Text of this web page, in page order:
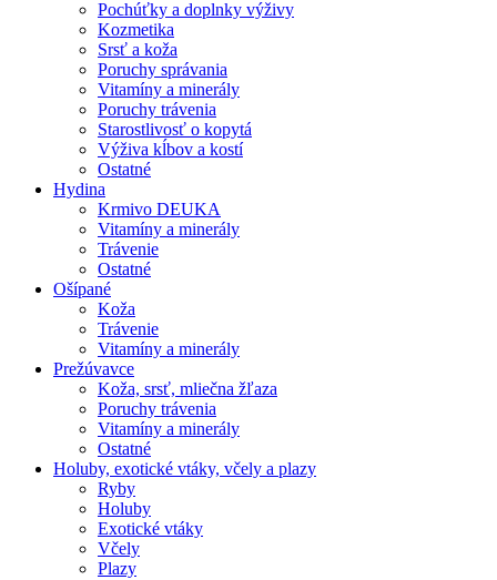
Pochúťky a doplnky výživy
Kozmetika
Srsť a koža
Poruchy správania
Vitamíny a minerály
Poruchy trávenia
Starostlivosť o kopytá
Výživa kĺbov a kostí
Ostatné
Hydina
Krmivo DEUKA
Vitamíny a minerály
Trávenie
Ostatné
Ošípané
Koža
Trávenie
Vitamíny a minerály
Prežúvavce
Koža, srsť, mliečna žľaza
Poruchy trávenia
Vitamíny a minerály
Ostatné
Holuby, exotické vtáky, včely a plazy
Ryby
Holuby
Exotické vtáky
Včely
Plazy